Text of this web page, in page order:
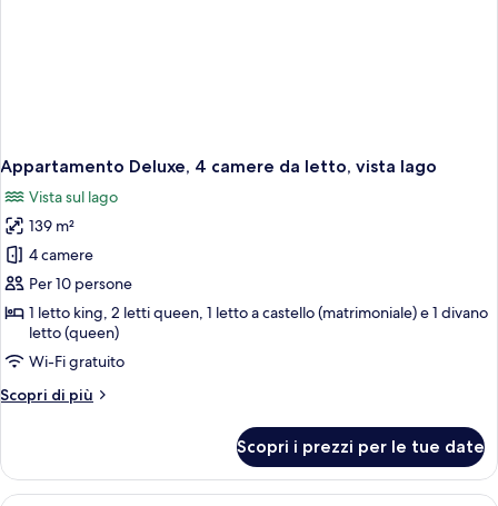
Appartamento Deluxe, 4 camere da letto, vista lago
Vista sul lago
139 m²
4 camere
Per 10 persone
1 letto king, 2 letti queen, 1 letto a castello (matrimoniale) e 1 divano
letto (queen)
Wi-Fi gratuito
Scopri di più
Altri
Deluxe,
4
Scopri i prezzi per le tue date
Una cucina con piani di lavoro in